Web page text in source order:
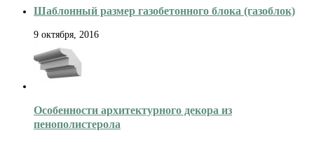
Шаблонный размер газобетонного блока (газоблок)
9 октября, 2016
Особенности архитектурного декора из
пенополистерола